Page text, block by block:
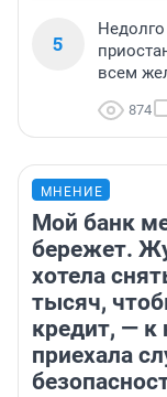
5
всем
874
МНЕНИЕ
Мой банк
бережет.
хотела
тысяч,
кредит, — к
приехала